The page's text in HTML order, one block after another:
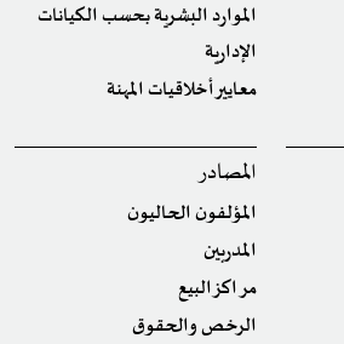
الموارد البشرية بحسب الكيانات
الإدارية
معايير أخلاقيات المهنة
المصادر
المؤلفون الحاليون
المدربين
مراكز البيع
الرخص والحقوق